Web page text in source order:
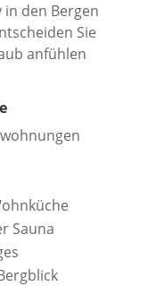
den Bergen
Sie
anfühlen
Sauna